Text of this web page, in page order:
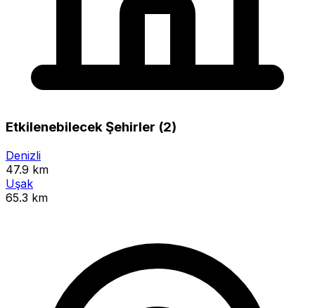
Etkilenebilecek Şehirler (2)
Denizli
47.9 km
Uşak
65.3 km